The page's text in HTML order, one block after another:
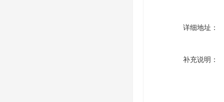
详细地址：
补充说明：